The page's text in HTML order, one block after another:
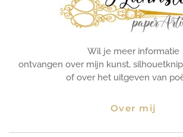
Wil je meer informatie
ontvangen over mijn kunst,
of over het uitgeven van
Over mij